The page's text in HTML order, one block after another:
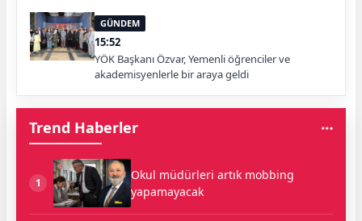
GÜNDEM
15:52
YÖK Başkanı Özvar, Yemenli öğrenciler ve
akademisyenlerle bir araya geldi
Trend Haberler
1
Okul müdürleri artık mobbing
yapamayacak